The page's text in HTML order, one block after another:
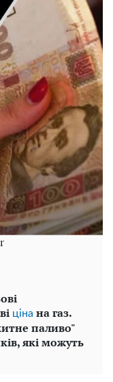
ціна на газ.
паливо"
які можуть